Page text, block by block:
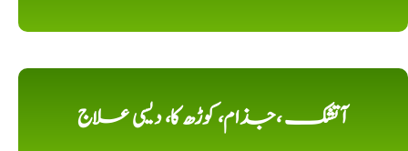
آتشک ،جذام، کوڑھ کا، دیسی علاج